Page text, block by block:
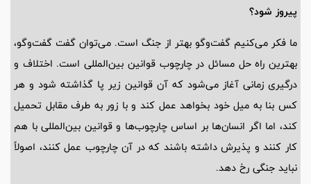
پیروز شود؟
ما فکر می‌کنیم گفت‌وگو بهتر از جنگ است. می‌توان گفت گفت‌وگو،
بهترین راه حل مسائل در چارچوب قوانین بین‌المللی است. اختلاف و
درگیری زمانی آغاز می‌شود که آن قوانین زیر پا گذاشته شود و هر
کس بنا به میل خود بخواهد عمل کند و با زور به طرف مقابل تحمیل
کند، اما اگر انسان‌ها بر اساس چارچوب‌ها و قوانین بین‌المللی با هم
کار کنند و پذیرش داشته باشند که در آن چارچوب عمل کنند، اصولاً
نباید جنگی رخ دهد.